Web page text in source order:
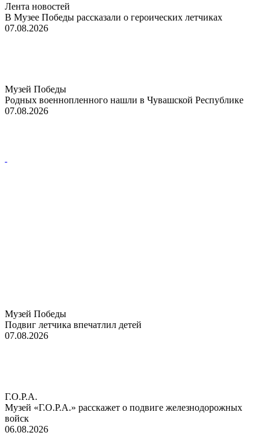
Лента новостей
В Музее Победы рассказали о героических летчиках
07.08.2026
Музей Победы
Родных военнопленного нашли в Чувашской Республике
07.08.2026
Музей Победы
Подвиг летчика впечатлил детей
07.08.2026
Г.О.Р.А.
Музей «Г.О.Р.А.» расскажет о подвиге железнодорожных
войск
06.08.2026